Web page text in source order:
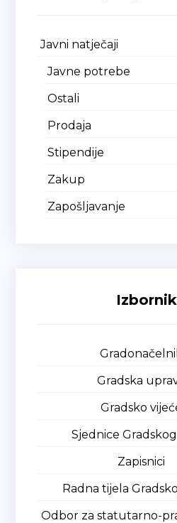
Javni natječaji
Javne potrebe
Ostali
Prodaja
Stipendije
Zakup
Zapošljavanje
Izbornik
Gradska
Gradsko
Sjednice
Zapisnici
Radna tijela
Odbor za statutarno-